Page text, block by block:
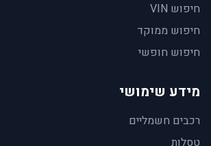
חיפוש VIN
חיפוש ממוקד
חיפוש חופשי
מידע שימושי
רכבים חשמליים
טסלות